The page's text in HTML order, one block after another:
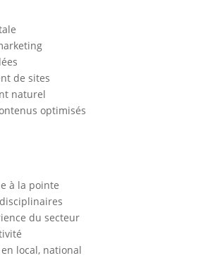
de sites
naturel
optimisés
à la pointe
du secteur
local, national